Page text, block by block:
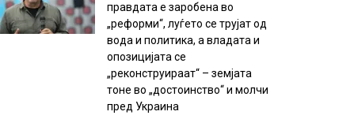
правдата е заробена во
„реформи“, луѓето се трујат од
вода и политика, а владата и
опозицијата се
„реконструираат“ – земјата
тоне во „достоинство“ и молчи
пред Украина